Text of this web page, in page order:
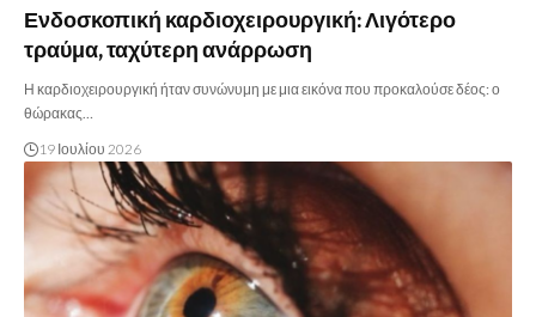
Ενδοσκοπική καρδιοχειρουργική: Λιγότερο
τραύμα, ταχύτερη ανάρρωση
Η καρδιοχειρουργική ήταν συνώνυμη με μια εικόνα που προκαλούσε δέος: ο
θώρακας…
19 Ιουλίου 2026